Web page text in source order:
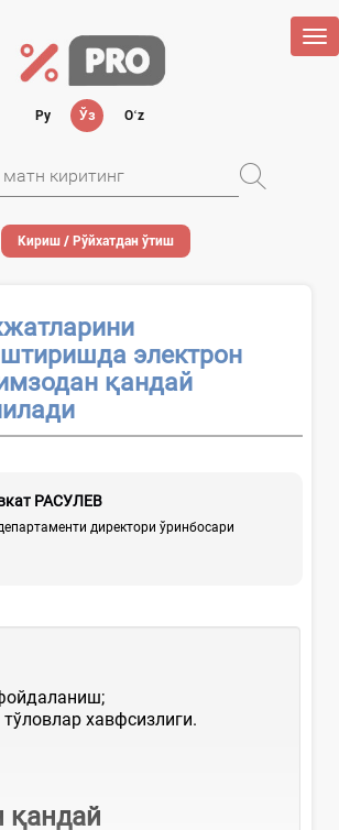
Ру Ўз Oʻz
Кириш / Рўйхатдан ўтиш
электрон
қандай
РАСУЛЕВ
директори ўринбосари
хавфсизлиги.
қандай